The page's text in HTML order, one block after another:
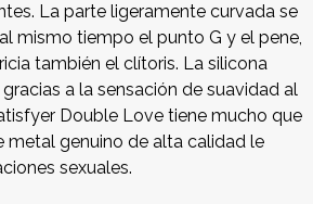
La parte ligeramente curvada se
mismo tiempo el punto G y el pene,
también el clítoris. La silicona
a la sensación de suavidad al
Double Love tiene mucho que
metal genuino de alta calidad le
sexuales.